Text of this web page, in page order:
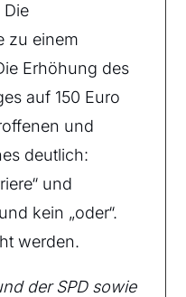
Die
zu einem
Erhöhung des
auf 150 Euro
und
deutlich:
und
kein „oder“.
werden.
der SPD sowie